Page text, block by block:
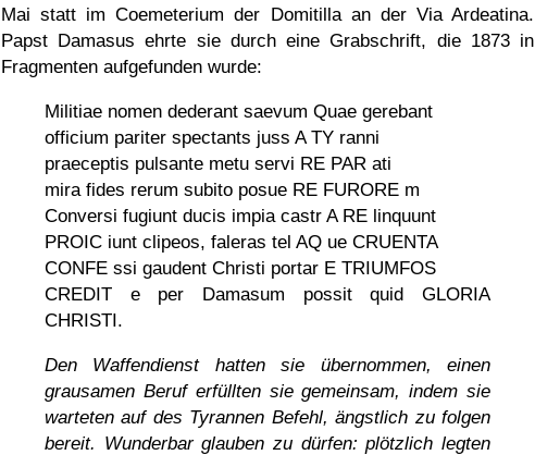
Mai statt im Coemeterium der Domitilla an der Via Ardeatina.
Papst Damasus ehrte sie durch eine Grabschrift, die 1873 in
Fragmenten aufgefunden wurde:
Militiae nomen dederant saevum Quae gerebant
officium pariter spectants juss A TY ranni
praeceptis pulsante metu servi RE PAR ati
mira fides rerum subito posue RE FURORE m
Conversi fugiunt ducis impia castr A RE linquunt
PROIC iunt clipeos, faleras tel AQ ue CRUENTA
CONFE ssi gaudent Christi portar E TRIUMFOS
CREDIT e per Damasum possit quid GLORIA
CHRISTI.
Den Waffendienst hatten sie übernommen, einen
grausamen Beruf erfüllten sie gemeinsam, indem sie
warteten auf des Tyrannen Befehl, ängstlich zu folgen
bereit. Wunderbar glauben zu dürfen: plötzlich legten